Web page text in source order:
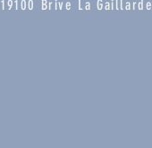
19100 Brive La Gaillarde